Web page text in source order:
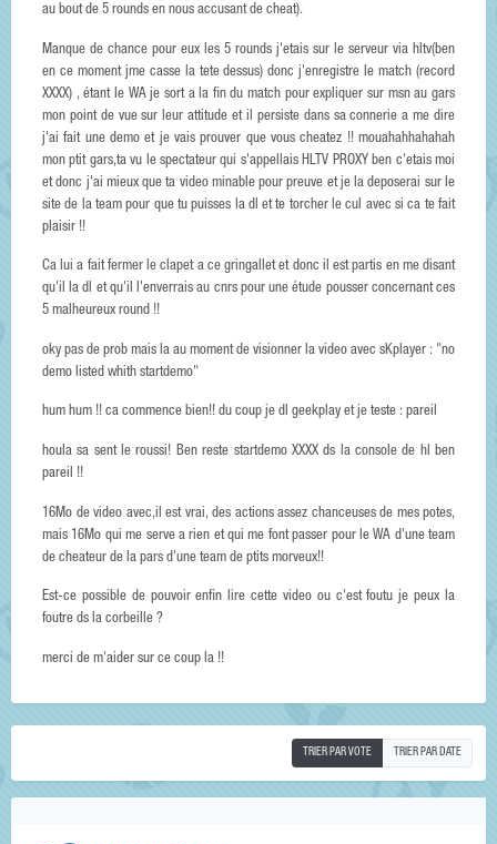
au bout de 5 rounds en nous accusant de cheat).
Manque de chance pour eux les 5 rounds j'etais sur le serveur via hltv(ben
en ce moment jme casse la tete dessus) donc j'enregistre le match (record
XXXX) , étant le WA je sort a la fin du match pour expliquer sur msn au gars
mon point de vue sur leur attitude et il persiste dans sa connerie a me dire
j'ai fait une demo et je vais prouver que vous cheatez !! mouahahhahahah
mon ptit gars,ta vu le spectateur qui s'appellais HLTV PROXY ben c'etais moi
et donc j'ai mieux que ta video minable pour preuve et je la deposerai sur le
site de la team pour que tu puisses la dl et te torcher le cul avec si ca te fait
plaisir !!
Ca lui a fait fermer le clapet a ce gringallet et donc il est partis en me disant
qu'il la dl et qu'il l'enverrais au cnrs pour une étude pousser concernant ces
5 malheureux round !!
oky pas de prob mais la au moment de visionner la video avec sKplayer : "no
demo listed whith startdemo"
hum hum !! ca commence bien!! du coup je dl geekplay et je teste : pareil
houla sa sent le roussi! Ben reste startdemo XXXX ds la console de hl ben
pareil !!
16Mo de video avec,il est vrai, des actions assez chanceuses de mes potes,
mais 16Mo qui me serve a rien et qui me font passer pour le WA d'une team
de cheateur de la pars d'une team de ptits morveux!!
Est-ce possible de pouvoir enfin lire cette video ou c'est foutu je peux la
foutre ds la corbeille ?
merci de m'aider sur ce coup la !!
TRIER PAR VOTE TRIER PAR DATE